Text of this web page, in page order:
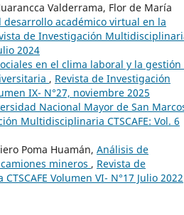
Valderrama, Flor de María
desarrollo académico virtual en la
de Investigación
2024
en el clima laboral y la gestión
, Revista de Investigación
IX- N°27, noviembre 2025
Nacional Mayor de San
Multidisciplinaria CTSCAFE: Vol. 6
Poma Huamán, Análisis de
mineros , Revista de
Volumen VI- N°17 Julio 2022